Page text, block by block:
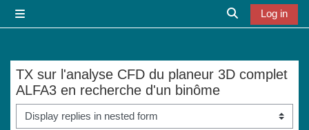
Toggle search
Log in
TX sur l'analyse CFD du planeur 3D complet
ALFA3 en recherche d'un binôme